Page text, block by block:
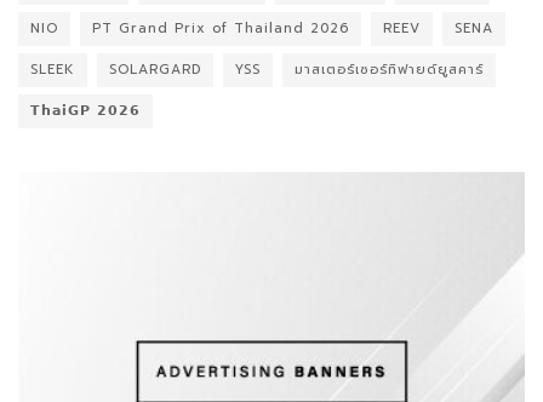
NIO
PT Grand Prix of Thailand 2026 REEV
SENA
SLEEK
SOLARGARD YSS
มาสเตอร์เซอร์ทิฟายด์ยูสคาร์
𝗧𝗵𝗮𝗶𝗚𝗣 𝟮𝟬𝟮𝟲